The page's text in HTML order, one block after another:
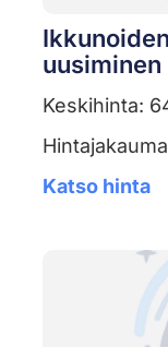
uusiminen
Keskihinta:
Katso hinta